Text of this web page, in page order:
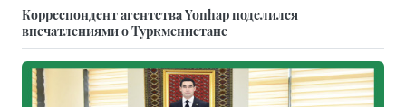
Корреспондент агентства Yonhap поделился
впечатлениями о Туркменистане